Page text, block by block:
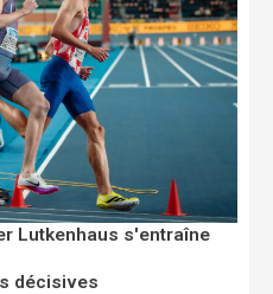
Lutkenhaus s'entraîne
décisives